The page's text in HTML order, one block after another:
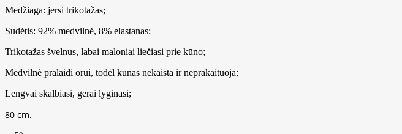
Medžiaga: jersi trikotažas;
Sudėtis: 92% medvilnė, 8% elastanas;
Trikotažas švelnus, labai maloniai liečiasi prie kūno;
Medvilnė pralaidi orui, todėl kūnas nekaista ir neprakaituoja;
Lengvai skalbiasi, gerai lyginasi;
80 cm.